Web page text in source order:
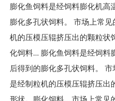
膨化鱼饲料是经饲料膨化机高
膨化多孔状饲料。 市场上常
机的压模压辊挤压出的颗粒状
化饲料... 膨化鱼饲料是经饲料
后得到的膨化多孔状饲料。
是经制粒机的压模压辊挤压出